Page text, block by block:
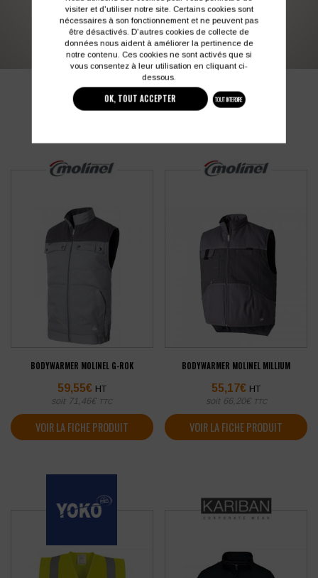
03 27 28 87 86 contact@colbleu.fr
PRODUITS SIMILAIRES
BODYWARMER MOLINEL G-ROK
59,55€ HT
soit 71,46€ TTC
VOIR LA FICHE PRODUIT
BODYWARMER MOLINEL MILLIUM
55,17€ HT
soit 66,20€ TTC
VOIR LA FICHE PRODUIT
visiter et d'utiliser notre site. Certains cookies sont
nécessaires à son fonctionnement et ne peuvent pas
être désactivés. D'autres cookies de collecte de
données nous aident à améliorer la pertinence de
notre contenu. Ces cookies ne sont activés que si
vous consentez à leur utilisation en cliquant ci-
dessous.
OK, TOUT ACCEPTER TOUT INTERDIRE